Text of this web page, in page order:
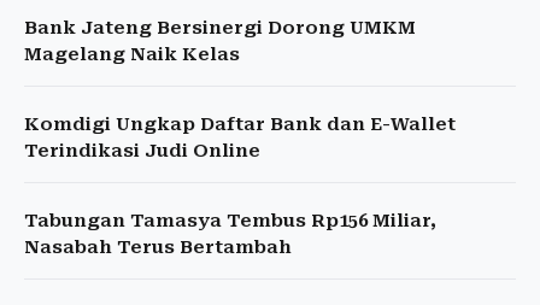
Bank Jateng Bersinergi Dorong UMKM
Magelang Naik Kelas
Komdigi Ungkap Daftar Bank dan E-Wallet
Terindikasi Judi Online
Tabungan Tamasya Tembus Rp156 Miliar,
Nasabah Terus Bertambah